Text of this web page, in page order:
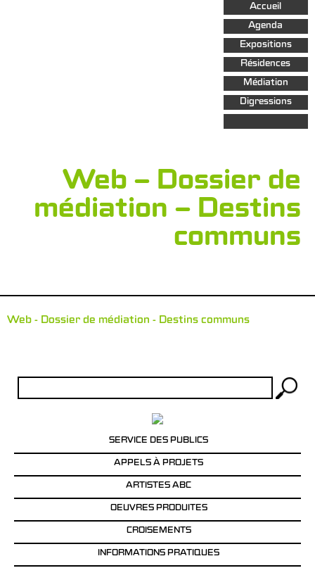
Aller au
contenu
principal
Accueil
Agenda
Expositions
Résidences
Médiation
Digressions
Web – Dossier de
médiation – Destins
communs
Web - Dossier de médiation - Destins communs
SERVICE DES PUBLICS
APPELS À PROJETS
ARTISTES ABC
OEUVRES PRODUITES
CROISEMENTS
INFORMATIONS PRATIQUES